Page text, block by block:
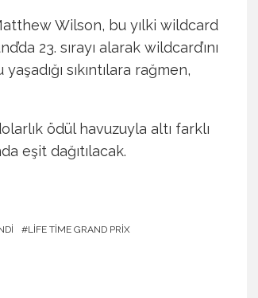
Wilson, bu yılki wildcard
23. sırayı alarak wildcard’ını
sıkıntılara rağmen,
ödül havuzuyla altı farklı
eşit dağıtılacak.
LIFE TIME GRAND PRIX